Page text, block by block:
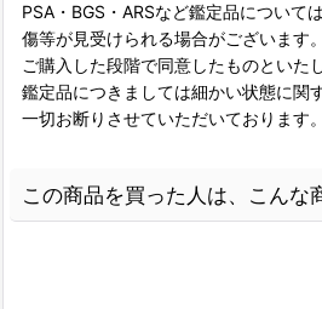
PSA・BGS・ARSなど鑑定品について
傷等が見受けられる場合がございます。
ご購入した段階で同意したものといた
鑑定品につきましては細かい状態に関
一切お断りさせていただいております。
この商品を買った人は、こんな